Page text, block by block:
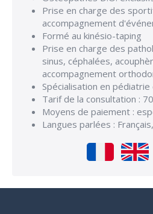
Prise en charge des
accompagnement
Formé au kinésio-taping
Prise en charge des
sinus, céphalées,
accompagnement
Spécialisation en
Tarif de la consultation :
Moyens de paiement :
Langues parlées :